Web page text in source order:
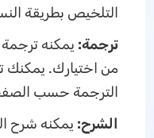
التلخيص بطريقة
ترجمة:
من اختيارك. يمكنك
الترجمة حسب
الشرح: يمكنه شرح